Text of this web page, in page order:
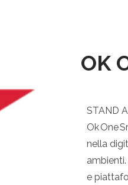
OK
STAND
Ok One
nella
e